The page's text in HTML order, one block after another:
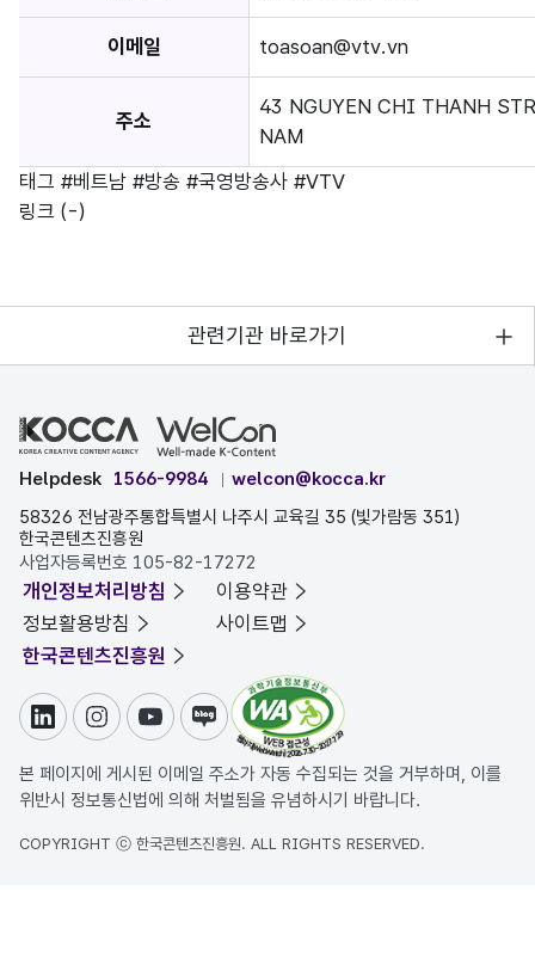
이메일 toasoan@vtv.vn
주소
43 NGUYEN CHI THANH
NAM
태그 #베트남 #방송 #국영방송사 #VTV
링크 (-)
관련기관 바로가기
Helpdesk 1566-9984
welcon@kocca.kr
58326 전남광주통합특별시 나주시 교육길 35 (빛가람동 351)
한국콘텐츠진흥원
사업자등록번호 105-82-17272
개인정보처리방침
이용약관
정보활용방침
사이트맵
한국콘텐츠진흥원
링크드인인스타그램
유튜브블로그
본 페이지에 게시된 이메일 주소가 자동 수집되는 것을 거부하며, 이를
위반시 정보통신법에 의해 처벌됨을 유념하시기 바랍니다.
COPYRIGHT ⓒ 한국콘텐츠진흥원. ALL RIGHTS RESERVED.